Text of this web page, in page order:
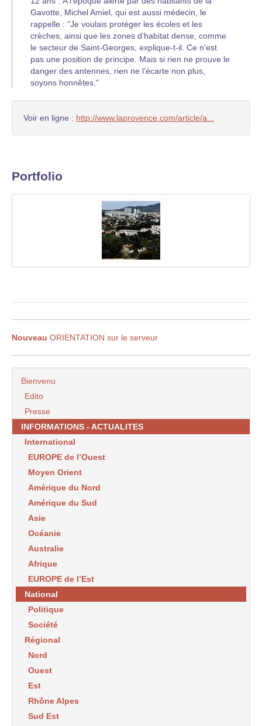
Gavotte, Michel Amiel, qui est aussi médecin, le
rappelle : "Je voulais protéger les écoles et les
crèches, ainsi que les zones d’habitat dense, comme
le secteur de Saint-Georges, explique-t-il. Ce n’est
pas une position de principe. Mais si rien ne prouve le
danger des antennes, rien ne l’écarte non plus,
soyons honnêtes."
Voir en ligne : http://www.laprovence.com/article/a...
Portfolio
Nouveau ORIENTATION sur le serveur
Bienvenu
Edito
Presse
INFORMATIONS - ACTUALITES
International
EUROPE de l’Ouest
Moyen Orient
Amérique du Nord
Amérique du Sud
Asie
Océanie
Australie
Afrique
EUROPE de l’Est
National
Politique
Société
Régional
Nord
Ouest
Est
Rhône Alpes
Sud Est